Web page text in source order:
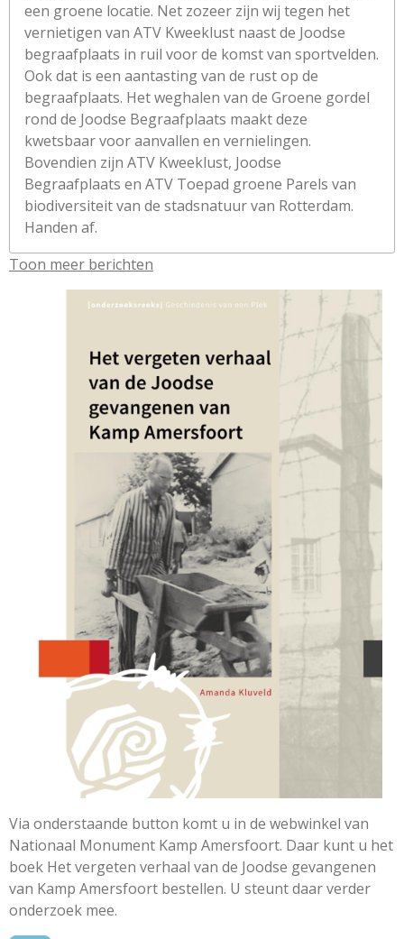
een groene locatie. Net zozeer zijn wij tegen het
vernietigen van ATV Kweeklust naast de Joodse
begraafplaats in ruil voor de komst van sportvelden.
Ook dat is een aantasting van de rust op de
begraafplaats. Het weghalen van de Groene gordel
rond de Joodse Begraafplaats maakt deze
kwetsbaar voor aanvallen en vernielingen.
Bovendien zijn ATV Kweeklust, Joodse
Begraafplaats en ATV Toepad groene Parels van
biodiversiteit van de stadsnatuur van Rotterdam.
Handen af.
Toon meer berichten
Via onderstaande button komt u in de webwinkel van
Nationaal Monument Kamp Amersfoort. Daar kunt u het
boek Het vergeten verhaal van de Joodse gevangenen
van Kamp Amersfoort bestellen. U steunt daar verder
onderzoek mee.